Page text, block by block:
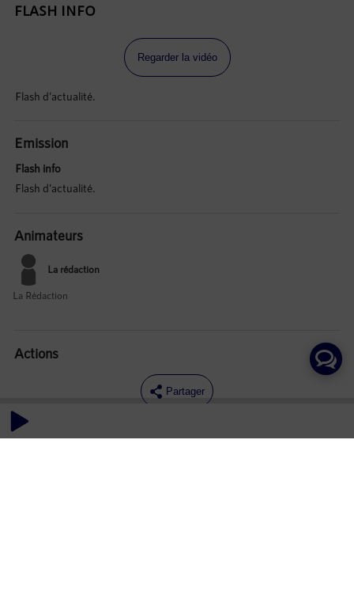
FLASH INFO
Regarder la vidéo
Flash d'actualité.
Emission
Flash info
Flash d'actualité.
Animateurs
La rédaction
La Rédaction
Actions
Partager
Commentaires